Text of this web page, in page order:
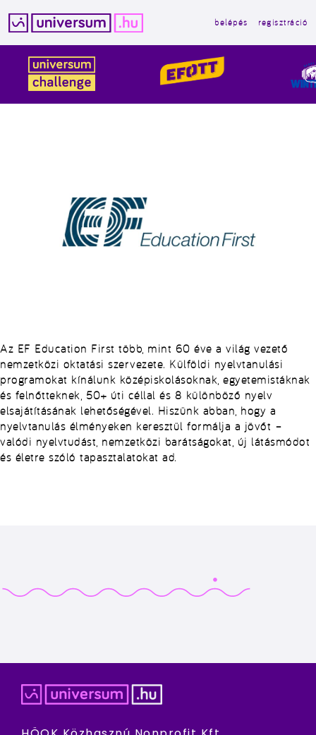
tartalomba
belépés regisztráció
Az EF Education First több, mint 60 éve a világ vezető
nemzetközi oktatási szervezete. Külföldi nyelvtanulási
programokat kínálunk középiskolásoknak, egyetemistáknak
és felnőtteknek, 50+ úti céllal és 8 különböző nyelv
elsajátításának lehetőségével. Hiszünk abban, hogy a
nyelvtanulás élményeken keresztül formálja a jövőt –
valódi nyelvtudást, nemzetközi barátságokat, új látásmódot
és életre szóló tapasztalatokat ad.